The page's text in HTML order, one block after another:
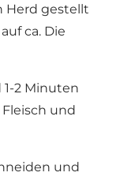
Herd gestellt
ca. Die
2 Minuten
und
und